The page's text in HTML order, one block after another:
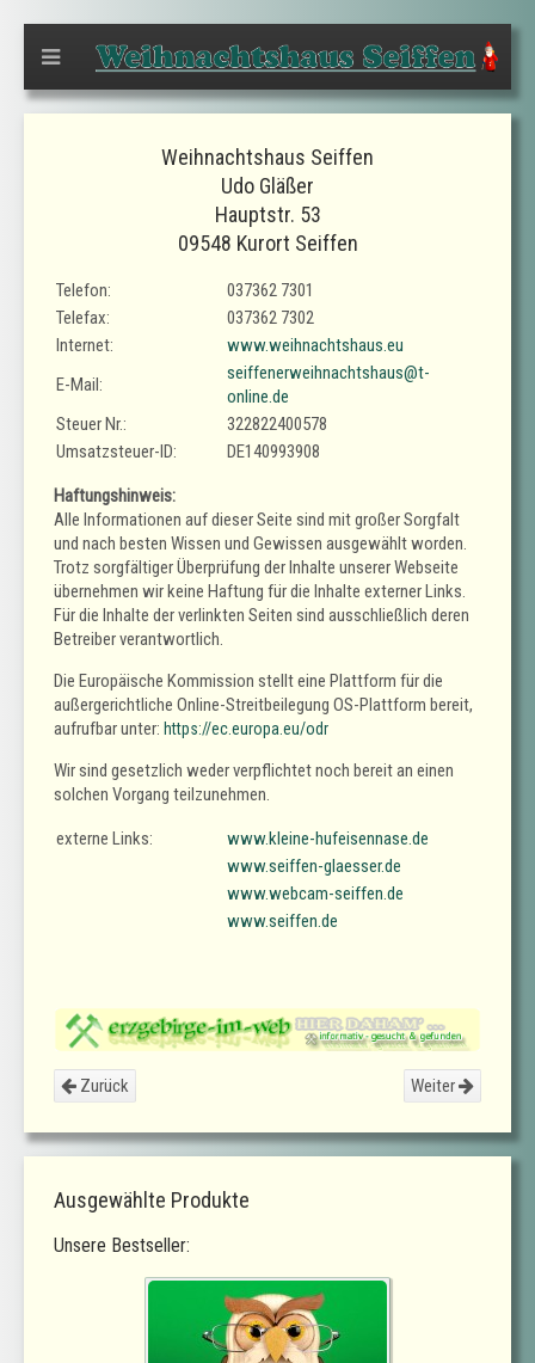
Weihnachtshaus Seiffen
Udo Gläßer
Hauptstr. 53
09548 Kurort Seiffen
Telefon:
037362 7301
Telefax:
037362 7302
Internet:
www.weihnachtshaus.eu
E-Mail:
seiffenerweihnachtshaus@t-
online.de
Steuer Nr.:
322822400578
Umsatzsteuer-ID:
DE140993908
Haftungshinweis:
Alle Informationen auf dieser Seite sind mit großer Sorgfalt
und nach besten Wissen und Gewissen ausgewählt worden.
Trotz sorgfältiger Überprüfung der Inhalte unserer Webseite
übernehmen wir keine Haftung für die Inhalte externer Links.
Für die Inhalte der verlinkten Seiten sind ausschließlich deren
Betreiber verantwortlich.
Die Europäische Kommission stellt eine Plattform für die
außergerichtliche Online-Streitbeilegung OS-Plattform bereit,
aufrufbar unter: https://ec.europa.eu/odr
Wir sind gesetzlich weder verpflichtet noch bereit an einen
solchen Vorgang teilzunehmen.
externe Links:
www.kleine-hufeisennase.de
www.seiffen-glaesser.de
www.webcam-seiffen.de
www.seiffen.de
Zurück Weiter
Ausgewählte Produkte
Unsere Bestseller: